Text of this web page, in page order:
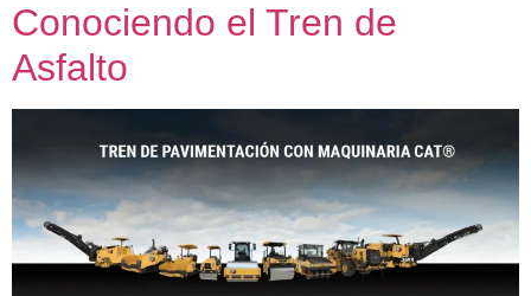
Conociendo el Tren de
Asfalto